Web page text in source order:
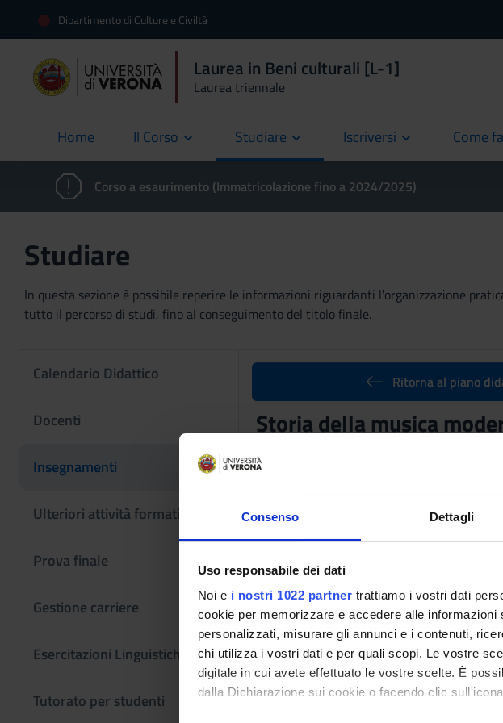
Consenso Dettagli
Uso responsabile dei dati
Noi e i nostri 1022 partner trattiamo i vostri dati
cookie per memorizzare e accedere alle
personalizzati, misurare gli annunci e i contenuti,
chi utilizza i vostri dati e per quali scopi. Le vostre
digitale in cui avete effettuato le vostre scelte. È
dalla Dichiarazione sui cookie o facendo clic
Dipartimento di Culture e Civiltà
Laurea in Beni culturali [L-1]
Laurea triennale
Home
current Il Corso Studiare Iscriversi Come
current
Corso a esaurimento (Immatricolazione fino a 2024/2025)
Studiare
In questa sezione è possibile reperire le informazioni riguardanti l'organizzazione
tutto il percorso di studi, fino al conseguimento del titolo finale.
Calendario Didattico
Docenti
Insegnamenti
Ulteriori attività formative
Prova finale
Gestione carriere
Esercitazioni Linguistiche CLA
Tutorato per studenti
Ritorna al piano
Storia della musica
Codice insegnamento
4S02106
L'insegnamento è mutuato dall'insegnamento